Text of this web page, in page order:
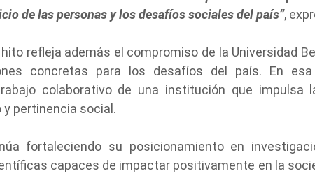
de las personas y los desafíos sociales del país”,
refleja además el compromiso de la Universidad
concretas para los desafíos del país. En
colaborativo de una institución que impulsa
pertinencia social.
fortaleciendo su posicionamiento en
capaces de impactar positivamente en la